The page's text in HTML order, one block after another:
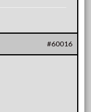
#60016